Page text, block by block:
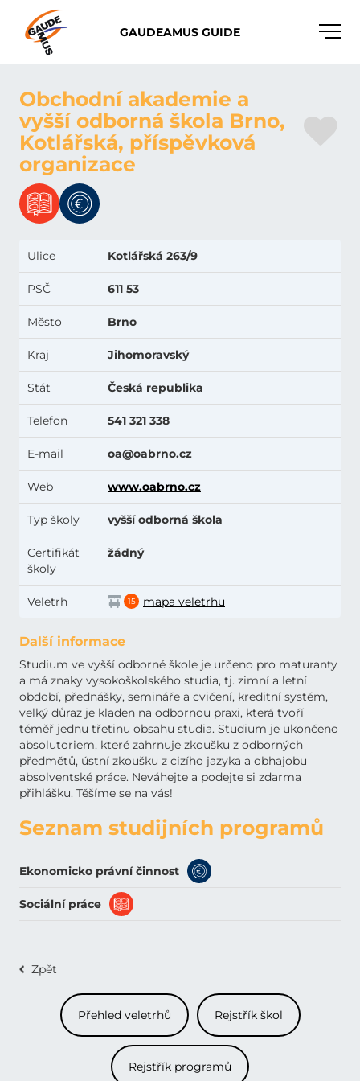
GAUDEAMUS GUIDE
Toggle
Obchodní akademie a
vyšší odborná škola Brno,
Kotlářská, příspěvková
organizace
Ulice Kotlářská 263/9
PSČ 611 53
Město Brno
Kraj Jihomoravský
Stát Česká republika
Telefon 541 321 338
E-mail oa@oabrno.cz
Web www.oabrno.cz
Typ školy vyšší odborná škola
Certifikát
školy
žádný
Veletrh 15 mapa veletrhu
Další informace
Studium ve vyšší odborné škole je určeno pro maturanty
a má znaky vysokoškolského studia, tj. zimní a letní
období, přednášky, semináře a cvičení, kreditní systém,
velký důraz je kladen na odbornou praxi, která tvoří
téměř jednu třetinu obsahu studia. Studium je ukončeno
absolutoriem, které zahrnuje zkoušku z odborných
předmětů, ústní zkoušku z cizího jazyka a obhajobu
absolventské práce. Neváhejte a podejte si zdarma
přihlášku. Těšíme se na vás!
Seznam studijních programů
Ekonomicko právní činnost
Sociální práce
Zpět
Přehled veletrhů Rejstřík škol
Rejstřík programů